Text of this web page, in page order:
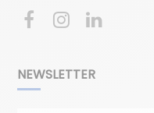
NEWSLETTER